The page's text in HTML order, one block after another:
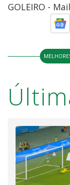
GOLEIRO -